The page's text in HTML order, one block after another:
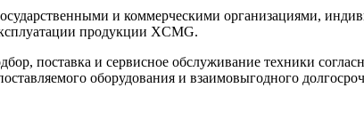
и коммерческими организациями,
продукции XCMG.
поставка и сервисное обслуживание техники
оборудования и взаимовыгодного